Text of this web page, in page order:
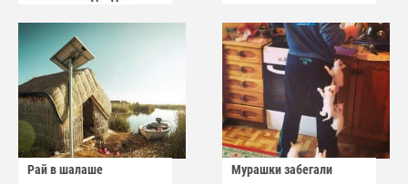
Рай в шалаше Мурашки забегали